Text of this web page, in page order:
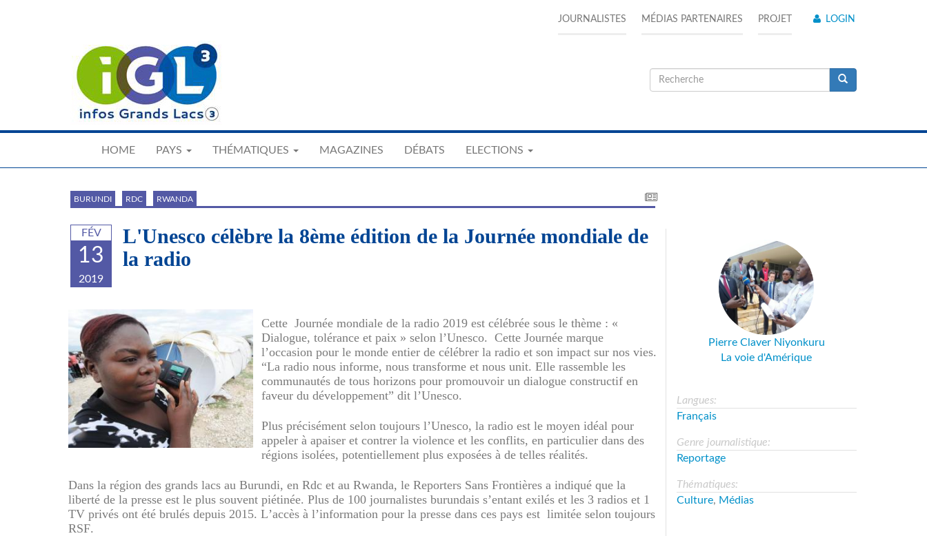
JOURNALISTES MÉDIAS PARTENAIRES PROJET LOGIN
Formulaire
recherche
HOME PAYS THÉMATIQUES MAGAZINES DÉBATS ELECTIONS
BURUNDI RDC RWANDA
FÉV
13
2019
L'Unesco célèbre la 8ème édition de la Journée mondiale de
la radio
R_A_D_I_O_0.jpg Cette Journée mondiale de la radio 2019 est célébrée sous le thème : «
Dialogue, tolérance et paix » selon l’Unesco. Cette Journée marque
l’occasion pour le monde entier de célébrer la radio et son impact sur nos vies.
“La radio nous informe, nous transforme et nous unit. Elle rassemble les
communautés de tous horizons pour promouvoir un dialogue constructif en
faveur du développement” dit l’Unesco.
Plus précisément selon toujours l’Unesco, la radio est le moyen idéal pour
appeler à apaiser et contrer la violence et les conflits, en particulier dans des
régions isolées, potentiellement plus exposées à de telles réalités.
Dans la région des grands lacs au Burundi, en Rdc et au Rwanda, le Reporters Sans Frontières a indiqué que la
liberté de la presse est le plus souvent piétinée. Plus de 100 journalistes burundais s’entant exilés et les 3 radios et 1
TV privés ont été brulés depuis 2015. L’accès à l’information pour la presse dans ces pays est limitée selon toujours
RSF.
Pierre Claver Niyonkuru
La voie d'Amérique
Langues:
Français
Genre journalistique:
Reportage
Thématiques:
Culture, Médias